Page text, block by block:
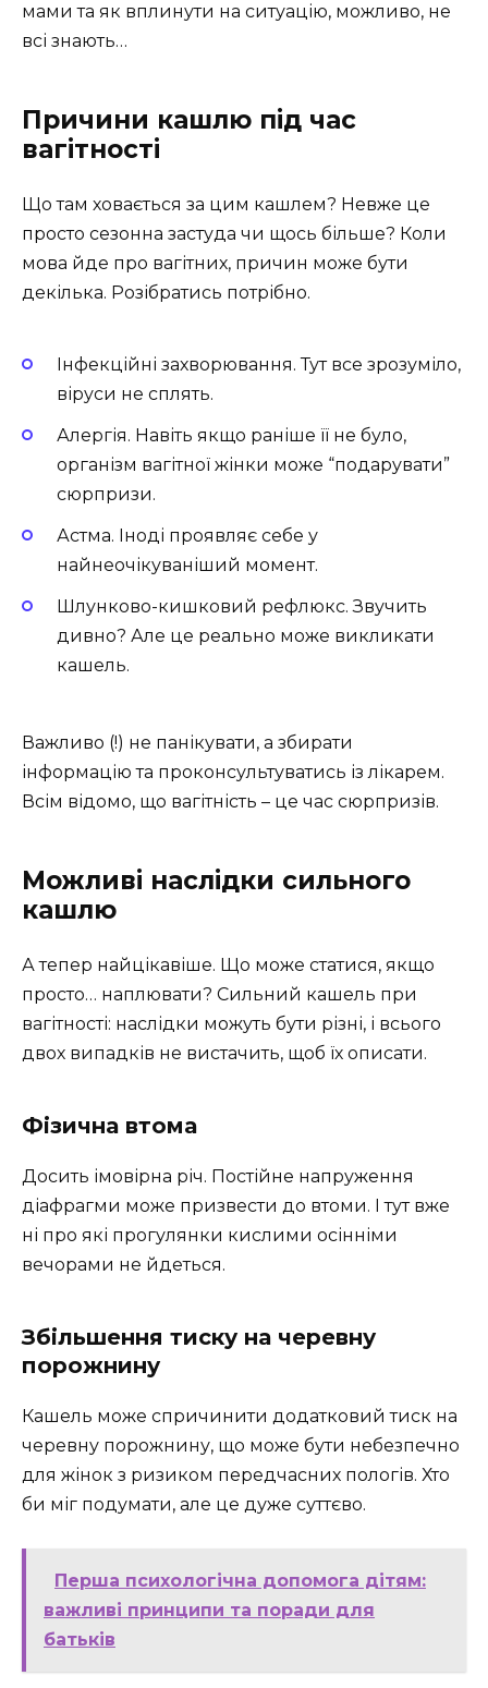
мами та як вплинути на ситуацію, можливо, не
всі знають…
Причини кашлю під час
вагітності
Що там ховається за цим кашлем? Невже це
просто сезонна застуда чи щось більше? Коли
мова йде про вагітних, причин може бути
декілька. Розібратись потрібно.
Інфекційні захворювання. Тут все зрозуміло,
віруси не сплять.
Алергія. Навіть якщо раніше її не було,
організм вагітної жінки може “подарувати”
сюрпризи.
Астма. Іноді проявляє себе у
найнеочікуваніший момент.
Шлунково-кишковий рефлюкс. Звучить
дивно? Але це реально може викликати
кашель.
Важливо (!) не панікувати, а збирати
інформацію та проконсультуватись із лікарем.
Всім відомо, що вагітність – це час сюрпризів.
Можливі наслідки сильного
кашлю
А тепер найцікавіше. Що може статися, якщо
просто… наплювати? Сильний кашель при
вагітності: наслідки можуть бути різні, і всього
двох випадків не вистачить, щоб їх описати.
Фізична втома
Досить імовірна річ. Постійне напруження
діафрагми може призвести до втоми. І тут вже
ні про які прогулянки кислими осінніми
вечорами не йдеться.
Збільшення тиску на черевну
порожнину
Кашель може спричинити додатковий тиск на
черевну порожнину, що може бути небезпечно
для жінок з ризиком передчасних пологів. Хто
би міг подумати, але це дуже суттєво.
Перша психологічна допомога дітям:
важливі принципи та поради для
батьків